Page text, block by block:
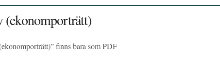
finns bara som PDF